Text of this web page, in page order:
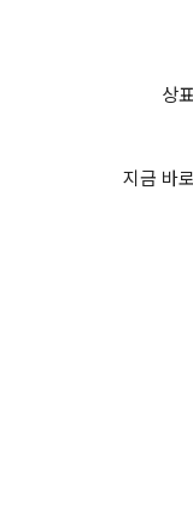
상
지금 바